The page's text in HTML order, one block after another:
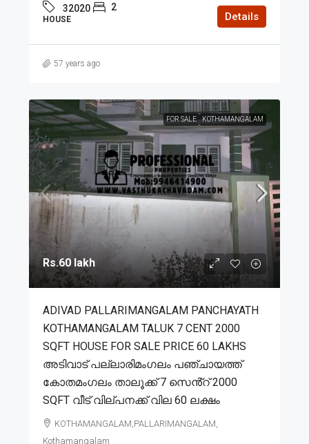
32020 2
HOUSE Details
57 years ago
FOR SALE KOTHAMANGALAM
Rs.60 lakh
ADIVAD PALLARIMANGALAM PANCHAYATH
KOTHAMANGALAM TALUK 7 CENT 2000
SQFT HOUSE FOR SALE PRICE 60 LAKHS
അടിവാട് പല്ലാരിമംഗലം പഞ്ചായത്ത്
കോതമംഗലം താലൂക്ക് 7 സെൻ്റ് 2000
SQFT വീട് വില്പനക്ക് വില 60 ലക്ഷം
KOTHAMANGALAM,PALLARIMANGALAM,
Kothamangalam